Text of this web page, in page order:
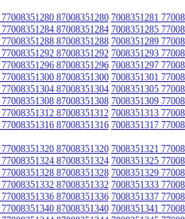
87008351280 7008351281
87008351284 7008351285
87008351288 7008351289
87008351292 7008351293
87008351296 7008351297
87008351300 7008351301
87008351304 7008351305
87008351308 7008351309
87008351312 7008351313
87008351316 7008351317
87008351320 7008351321
87008351324 7008351325
87008351328 7008351329
87008351332 7008351333
87008351336 7008351337
87008351340 7008351341